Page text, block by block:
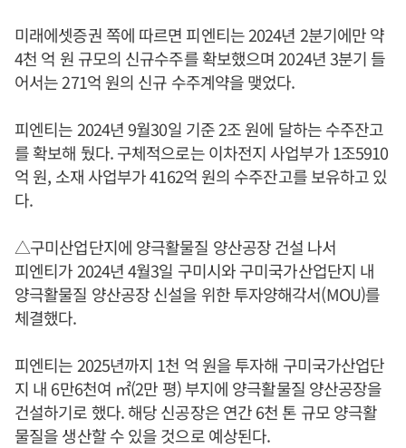
미래에셋증권 쪽에 따르면 피엔티는 2024년 2분기에만 약
4천 억 원 규모의 신규수주를 확보했으며 2024년 3분기 들
어서는 271억 원의 신규 수주계약을 맺었다.
피엔티는 2024년 9월30일 기준 2조 원에 달하는 수주잔고
를 확보해 뒀다. 구체적으로는 이차전지 사업부가 1조5910
억 원, 소재 사업부가 4162억 원의 수주잔고를 보유하고 있
다.
△구미산업단지에 양극활물질 양산공장 건설 나서
피엔티가 2024년 4월3일 구미시와 구미국가산업단지 내
양극활물질 양산공장 신설을 위한 투자양해각서(MOU)를
체결했다.
피엔티는 2025년까지 1천 억 원을 투자해 구미국가산업단
지 내 6만6천여 ㎡(2만 평) 부지에 양극활물질 양산공장을
건설하기로 했다. 해당 신공장은 연간 6천 톤 규모 양극활
물질을 생산할 수 있을 것으로 예상된다.